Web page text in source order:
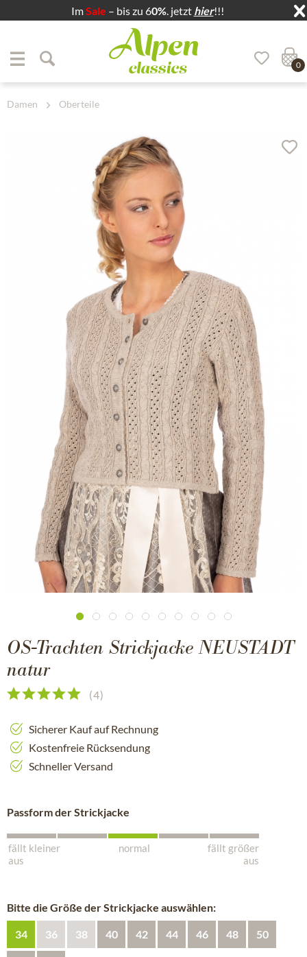
ImSale – bis zu 60%. jetzt hier!!!
Zum Hauptbereich springen
0
Damen Oberteile
OS-Trachten Strickjacke NEUSTADT
natur
(4)
Sicherer Kauf auf Rechnung
Kostenfreie Rücksendung
Schneller Versand
Passform der Strickjacke
fällt kleiner
aus
normal
fällt größer
aus
Bitte die Größe der Strickjacke auswählen:
34 36 38 40 42 44 46 48 50